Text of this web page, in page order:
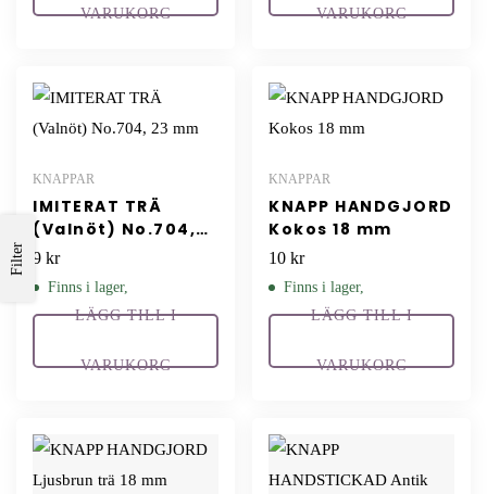
Filter
VARUKORG VARUKORG
KNAPPAR
IMITERAT TRÄ
(Valnöt) No.704,
23 mm
9 kr
Finns i lager,
LÄGG TILL I
VARUKORG
KNAPPAR
KNAPP HANDGJORD
Kokos 18 mm
10 kr
Finns i lager,
LÄGG TILL I
VARUKORG